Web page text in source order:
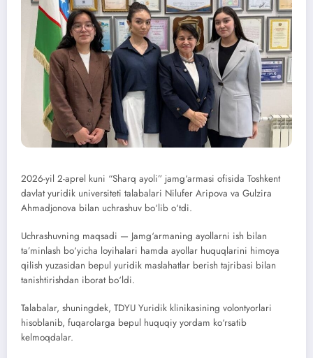
2026-yil 2-aprel kuni “Sharq ayoli” jamg‘armasi ofisida Toshkent
davlat yuridik universiteti talabalari Nilufer Aripova va Gulzira
Ahmadjonova bilan uchrashuv bo‘lib o‘tdi.
Uchrashuvning maqsadi — Jamg‘armaning ayollarni ish bilan
ta’minlash bo‘yicha loyihalari hamda ayollar huquqlarini himoya
qilish yuzasidan bepul yuridik maslahatlar berish tajribasi bilan
tanishtirishdan iborat bo‘ldi.
Talabalar, shuningdek, TDYU Yuridik klinikasining volontyorlari
hisoblanib, fuqarolarga bepul huquqiy yordam ko‘rsatib
kelmoqdalar.